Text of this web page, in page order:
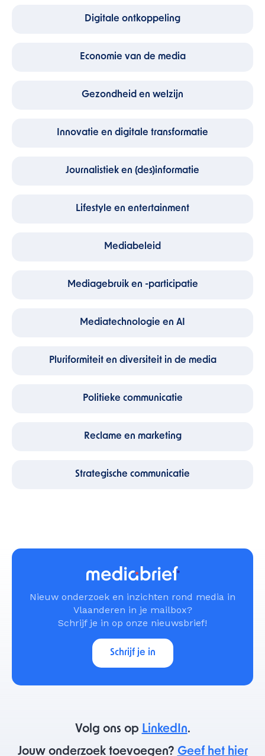
Digitale ontkoppeling
Economie van de media
Gezondheid en welzijn
Innovatie en digitale transformatie
Journalistiek en (des)informatie
Lifestyle en entertainment
Mediabeleid
Mediagebruik en -participatie
Mediatechnologie en AI
Pluriformiteit en diversiteit in de media
Politieke communicatie
Reclame en marketing
Strategische communicatie
Nieuw onderzoek en inzichten rond media in
Vlaanderen in je mailbox?
Schrijf je in op onze nieuwsbrief!
Schrijf je in
Volg ons op LinkedIn.
Jouw onderzoek toevoegen? Geef het hier